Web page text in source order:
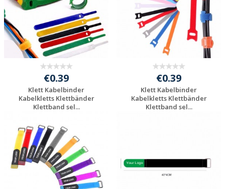
€0.39
Klett Kabelbinder
Kabelkletts Klettbänder
Klettband sel...
Werbeartikel
anfragen
€0.39
Klett Kabelbinder
Kabelkletts Klettbänder
Klettband sel...